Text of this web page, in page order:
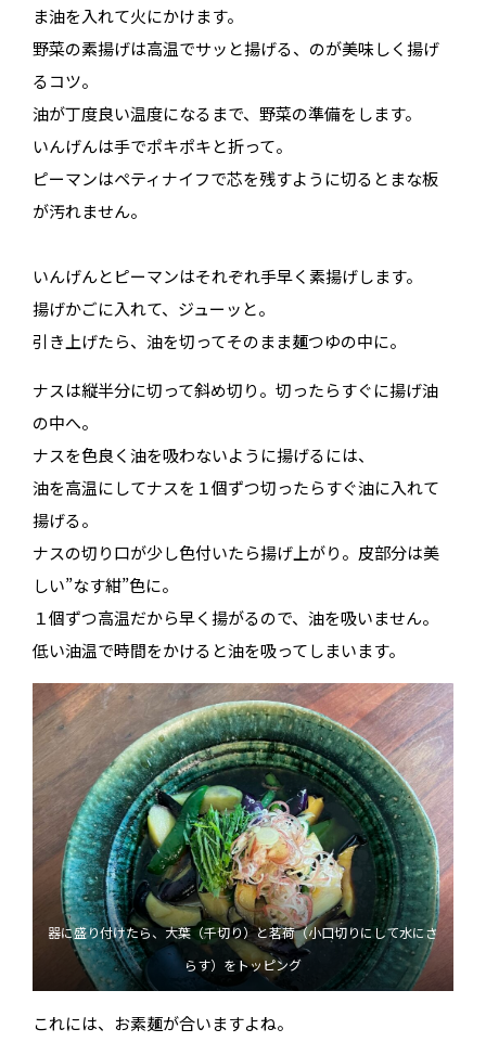
ま油を入れて火にかけます。
野菜の素揚げは高温でサッと揚げる、のが美味しく揚げ
るコツ。
油が丁度良い温度になるまで、野菜の準備をします。
いんげんは手でポキポキと折って。
ピーマンはペティナイフで芯を残すように切るとまな板
が汚れません。
いんげんとピーマンはそれぞれ手早く素揚げします。
揚げかごに入れて、ジューッと。
引き上げたら、油を切ってそのまま麺つゆの中に。
ナスは縦半分に切って斜め切り。切ったらすぐに揚げ油
の中へ。
ナスを色良く油を吸わないように揚げるには、
油を高温にしてナスを１個ずつ切ったらすぐ油に入れて
揚げる。
ナスの切り口が少し色付いたら揚げ上がり。皮部分は美
しい”なす紺”色に。
１個ずつ高温だから早く揚がるので、油を吸いません。
低い油温で時間をかけると油を吸ってしまいます。
器に盛り付けたら、大葉（千切り）と茗荷（小口切りにして水にさ
らす）をトッピング
これには、お素麺が合いますよね。